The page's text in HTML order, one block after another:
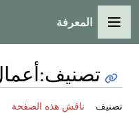
القائمة الرئيسية
المعرفة
تصنيف:أعمال
تصنيف ناقش هذه الصفحة